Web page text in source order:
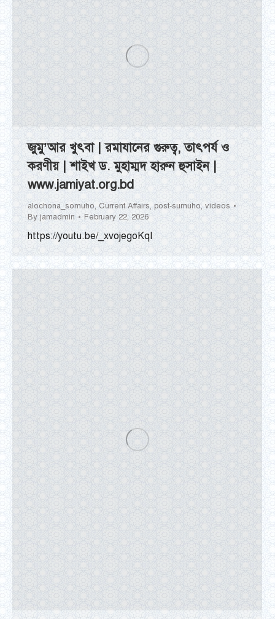
জুমু’আর খুৎবা | রমাযানের গুরুত্ব, তাৎপর্য ও
করণীয় | শাইখ ড. মুহাম্মদ হারুন হুসাইন |
www.jamiyat.org.bd
alochona_somuho, Current Affairs, post-sumuho, videos
By jamadmin February 22, 2026
https://youtu.be/_xvojegoKqI